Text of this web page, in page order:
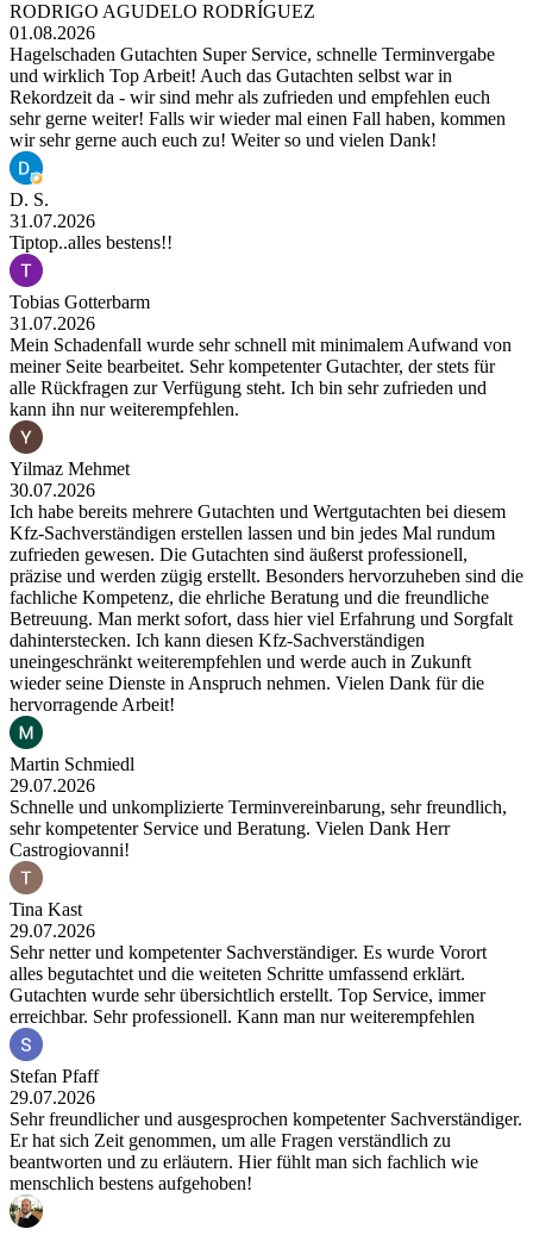
RODRIGO AGUDELO RODRÍGUEZ
01.08.2026
Hagelschaden Gutachten Super Service, schnelle Terminvergabe
und wirklich Top Arbeit! Auch das Gutachten selbst war in
Rekordzeit da - wir sind mehr als zufrieden und empfehlen euch
sehr gerne weiter! Falls wir wieder mal einen Fall haben, kommen
wir sehr gerne auch euch zu! Weiter so und vielen Dank!
D. S.
31.07.2026
Tiptop..alles bestens!!
Tobias Gotterbarm
31.07.2026
Mein Schadenfall wurde sehr schnell mit minimalem Aufwand von
meiner Seite bearbeitet. Sehr kompetenter Gutachter, der stets für
alle Rückfragen zur Verfügung steht. Ich bin sehr zufrieden und
kann ihn nur weiterempfehlen.
Yilmaz Mehmet
30.07.2026
Ich habe bereits mehrere Gutachten und Wertgutachten bei diesem
Kfz-Sachverständigen erstellen lassen und bin jedes Mal rundum
zufrieden gewesen. Die Gutachten sind äußerst professionell,
präzise und werden zügig erstellt. Besonders hervorzuheben sind die
fachliche Kompetenz, die ehrliche Beratung und die freundliche
Betreuung. Man merkt sofort, dass hier viel Erfahrung und Sorgfalt
dahinterstecken. Ich kann diesen Kfz-Sachverständigen
uneingeschränkt weiterempfehlen und werde auch in Zukunft
wieder seine Dienste in Anspruch nehmen. Vielen Dank für die
hervorragende Arbeit!
Martin Schmiedl
29.07.2026
Schnelle und unkomplizierte Terminvereinbarung, sehr freundlich,
sehr kompetenter Service und Beratung. Vielen Dank Herr
Castrogiovanni!
Tina Kast
29.07.2026
Sehr netter und kompetenter Sachverständiger. Es wurde Vorort
alles begutachtet und die weiteten Schritte umfassend erklärt.
Gutachten wurde sehr übersichtlich erstellt. Top Service, immer
erreichbar. Sehr professionell. Kann man nur weiterempfehlen
Stefan Pfaff
29.07.2026
Sehr freundlicher und ausgesprochen kompetenter Sachverständiger.
Er hat sich Zeit genommen, um alle Fragen verständlich zu
beantworten und zu erläutern. Hier fühlt man sich fachlich wie
menschlich bestens aufgehoben!